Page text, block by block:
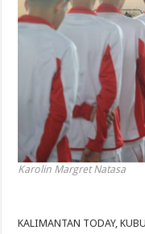
Karolin Margret Natasa
KALIMANTAN TODAY,